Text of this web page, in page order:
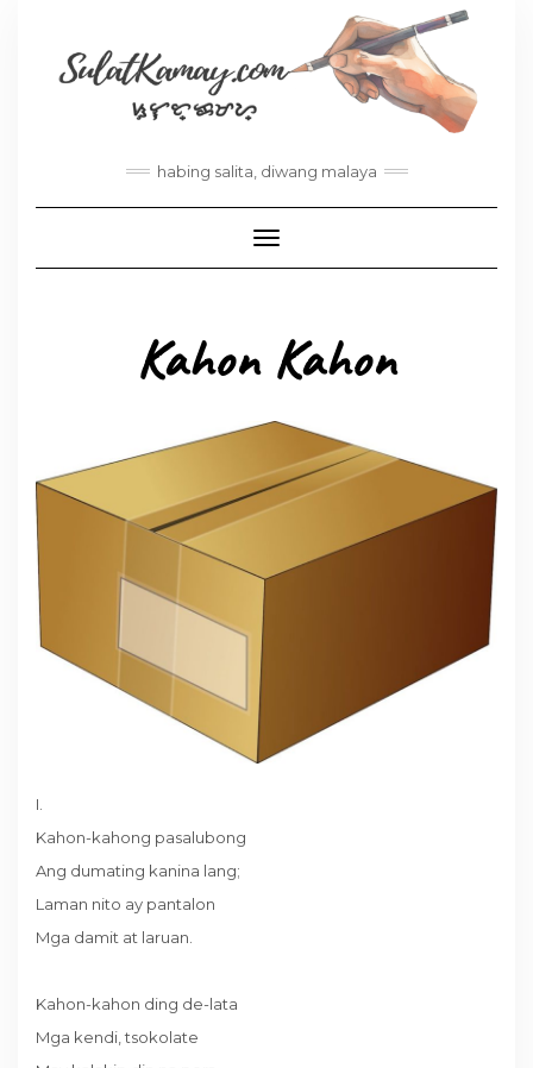
habing salita, diwang malaya
Toggle Navigation
Kahon Kahon
I.
Kahon-kahong pasalubong
Ang dumating kanina lang;
Laman nito ay pantalon
Mga damit at laruan.
Kahon-kahon ding de-lata
Mga kendi, tsokolate